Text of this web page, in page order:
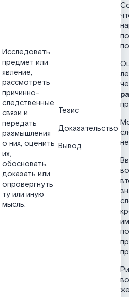
Исследовать
предмет или
явление,
рассмотреть
причинно-
следственные
связи и
передать
размышления
о них, оценить
их,
обосновать,
доказать или
опровергнуть
ту или иную
мысль.
Тезис
Доказательство
Вывод